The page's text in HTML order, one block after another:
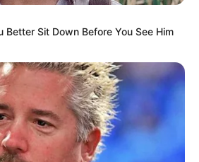
(foto: fashionnova)
desain ini memang
tone dalam satu celana dengan
Better Sit Down Before You See Him